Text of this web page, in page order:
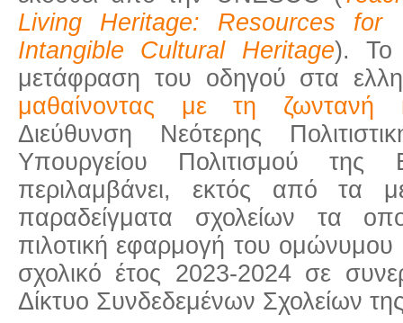
Living Heritage: Resources for
Intangible Cultural Heritage). Το
μετάφραση του οδηγού στα
μαθαίνοντας με τη ζωντανή
Διεύθυνση Νεότερης
Υπουργείου Πολιτισμού
περιλαμβάνει, εκτός από τα
παραδείγματα σχολείων τα
πιλοτική εφαρμογή του
σχολικό έτος 2023-2024 σε
Δίκτυο Συνδεδεμένων Σχολείων